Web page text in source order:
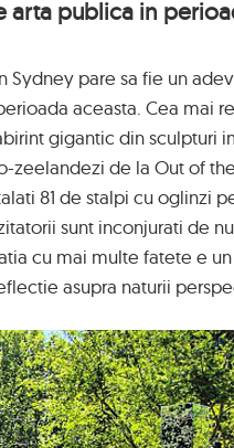
arta publica in
Sydney pare sa fie un
aceasta. Cea mai
gigantic din sculpturi
zeelandezi de la Out of
81 de stalpi cu oglinzi
sunt inconjurati de
cu mai multe fatete e
asupra naturii